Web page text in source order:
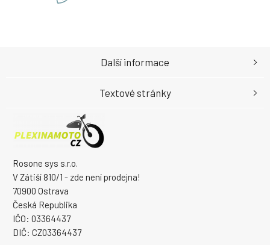
Rosone sys s.r.o.
V Zátiší 810/1 - zde není prodejna!
70900 Ostrava
Česká Republika
IČO: 03364437
DIČ: CZ03364437
Další informace
Textové stránky